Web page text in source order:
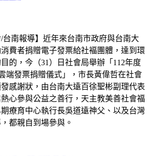
/台南報導】近年來台南市政府與台南大
費者捐贈電子發票給社褔團體，達到環
的，今（31）日社會局舉辦「112年度
端發票捐贈儀式」，市長黃偉哲在社會
感謝狀，由台南大遠百徐聖彬副理代表
心參與公益之善行，天主教美善社會福
療育中心執行長吳道遠神父、以及台灣
都親自到場參與。